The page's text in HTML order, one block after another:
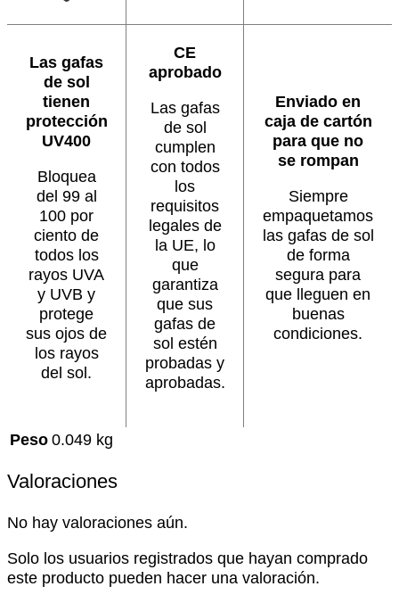
Las gafas
de sol
tienen
protección
UV400
Bloquea
del 99 al
100 por
ciento de
todos los
rayos UVA
y UVB y
protege
sus ojos de
los rayos
del sol.
CE
aprobado
Las gafas
de sol
cumplen
con todos
los
requisitos
legales de
la UE, lo
que
garantiza
que sus
gafas de
sol estén
probadas y
aprobadas.
Enviado en
caja de cartón
para que no
se rompan
Siempre
empaquetamos
las gafas de sol
de forma
segura para
que lleguen en
buenas
condiciones.
Peso0.049 kg
Valoraciones
No hay valoraciones aún.
Solo los usuarios registrados que hayan comprado
este producto pueden hacer una valoración.